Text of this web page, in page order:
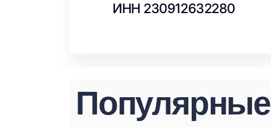
ИНН 230912632280
Популярные